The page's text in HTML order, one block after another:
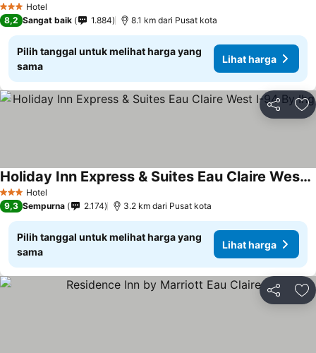
3 BintangHotel
8,2 Sangat baik 1.884 8.1 km dari Pusat kota
Pilih tanggal untuk melihat harga yang
sama
Lihat harga
Bagikan
3 BintangHotel
Holiday Inn Express & Suites Eau Claire West I-94 By Ihg
9,3 Sempurna 2.174 3.2 km dari Pusat kota
Pilih tanggal untuk melihat harga yang
sama
Lihat harga
Bagikan